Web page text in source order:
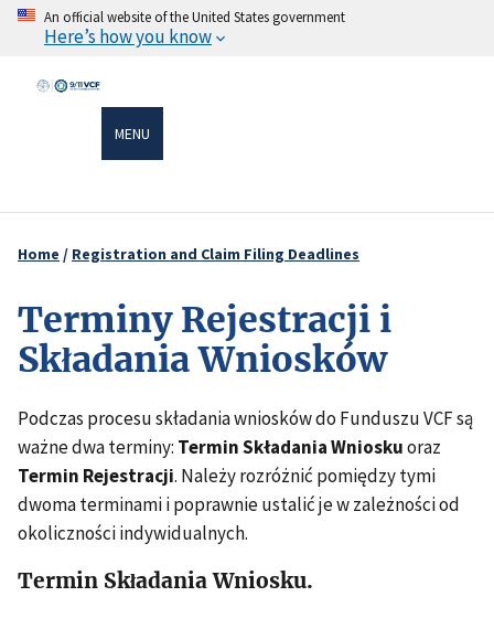
Skip
An official website of the United States government
Here’s how you know
MENU
Breadcrumb
Home Registration and Claim Filing Deadlines
Terminy Rejestracji i
Składania Wniosków
Podczas procesu składania wniosków do Funduszu VCF są
ważne dwa terminy: Termin Składania Wnioskuoraz
Termin Rejestracji. Należy rozróżnić pomiędzy tymi
dwoma terminami i poprawnie ustalić je w zależności od
okoliczności indywidualnych.
Termin Składania Wniosku.